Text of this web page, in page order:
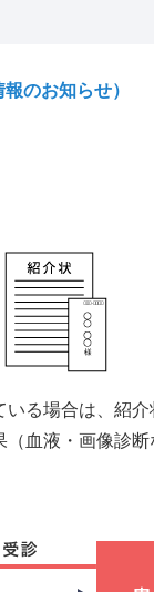
のお知らせ）
る場合は、紹
血液・画像診